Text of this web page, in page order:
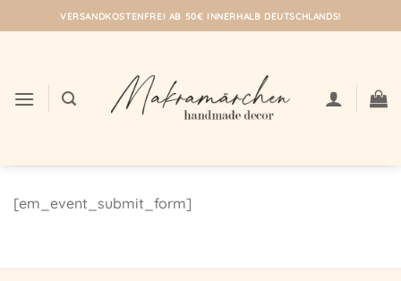
Inhalt
VERSANDKOSTENFREI AB 50€ INNERHALB DEUTSCHLANDS!
[em_event_submit_form]